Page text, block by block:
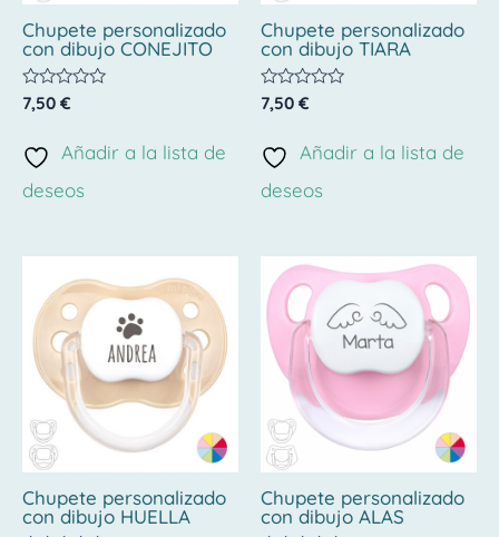
Chupete personalizado
con dibujo CONEJITO
Valorado
con
de
5
7,50 €
Añadir a la lista de
deseos
Chupete personalizado
con dibujo TIARA
Valorado
con
de
5
7,50 €
Añadir a la lista de
deseos
Chupete personalizado
con dibujo HUELLA
Chupete personalizado
con dibujo ALAS